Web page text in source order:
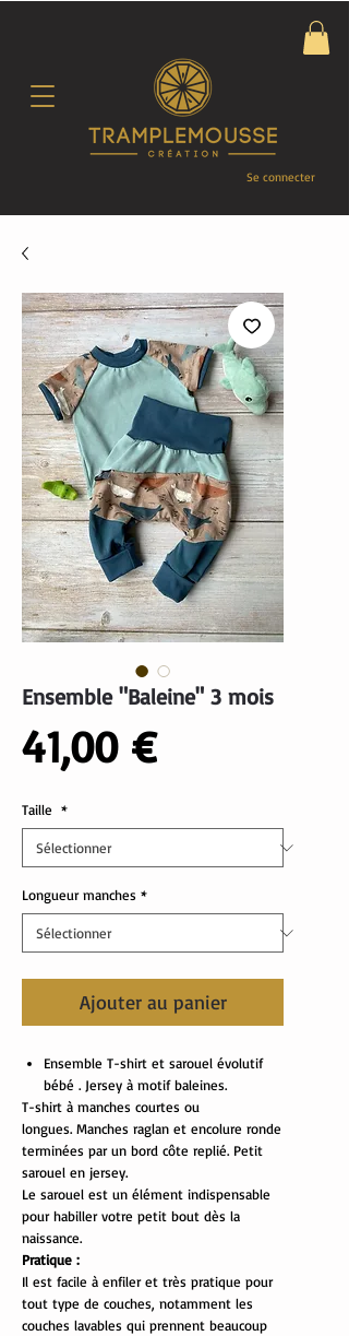
Se connecter
Ensemble "Baleine" 3 mois
41,00 €Prix
Taille *
Longueur manches *
Ajouter au panier
Ensemble T-shirt et sarouel évolutif
bébé . Jersey à motif baleines.
T-shirt à manches courtes ou
longues. Manches raglan et encolure ronde
terminées par un bord côte replié. Petit
sarouel en jersey.
Le sarouel est un élément indispensable
pour habiller votre petit bout dès la
naissance.
Pratique :
Il est facile à enfiler et très pratique pour
tout type de couches, notamment les
couches lavables qui prennent beaucoup